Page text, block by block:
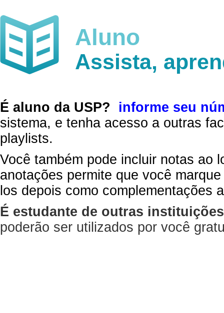
Aluno
Assista,
É aluno da USP?
informe seu
sistema, e tenha acesso a outras
playlists.
Você também pode incluir notas ao
anotações permite que você
los depois como complementações
É estudante de outras
poderão ser utilizados por você